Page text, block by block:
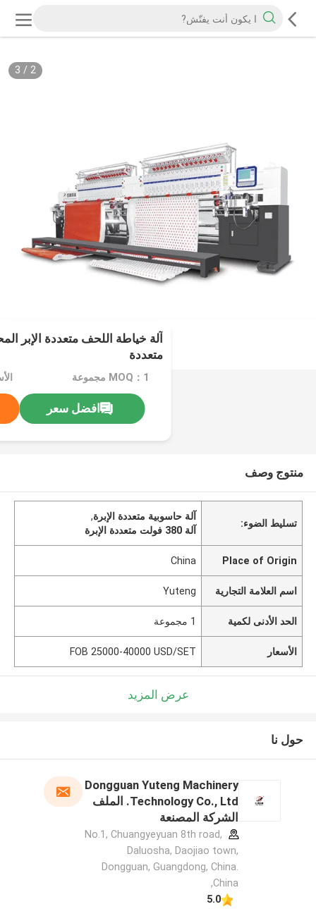
2
/
3
آلة خياطة اللحف متعددة الإبر
متعددة
MOQ：1 مجموعة
افضل سعر
منتوج وصف
تسليط الضوء:
آلة حاسوبية متعددة الإبرة,
آلة 380 فولت متعددة الإبرة
Place of Origin
China
اسم العلامة التجارية Yuteng
الحد الأدنى لكمية 1 مجموعة
الأسعار FOB 25000-40000 USD/SET
عرض المزيد
حول نا
Dongguan Yuteng Machinery
Technology Co., Ltd. الملف
الشركة المصنعة
No.1, Chuangyeyuan 8th road,
Daluosha, Daojiao town,
Dongguan, Guangdong, China.
,China
5.0